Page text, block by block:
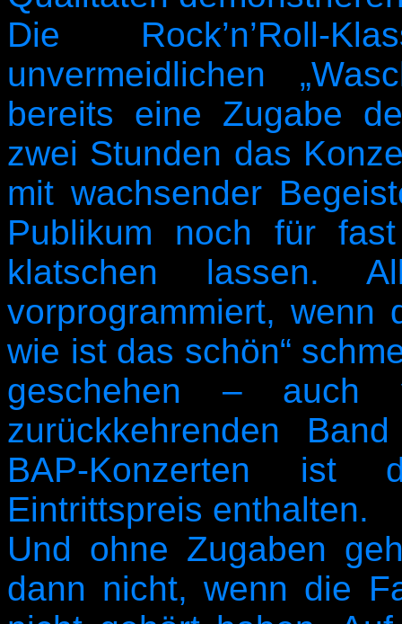
Die Rock’n’Roll-
unvermeidlichen
bereits eine Zugabe
zwei Stunden das
mit wachsender
Publikum noch für
klatschen lassen.
vorprogrammiert, wenn
wie ist das schön“
geschehen –
zurückkehrenden
BAP-Konzerten ist
Eintrittspreis enthalten.
Und ohne Zugaben
dann nicht, wenn die